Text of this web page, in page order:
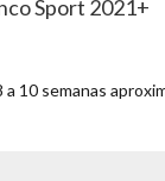
Sport 2021+
10 semanas